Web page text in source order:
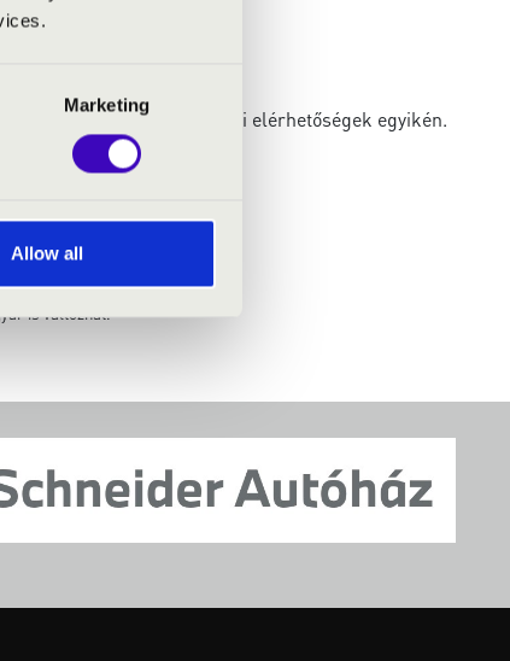
Marketing
Allow all
szervezőhöz az alábbi elérhetőségek egyikén.
is változhat.